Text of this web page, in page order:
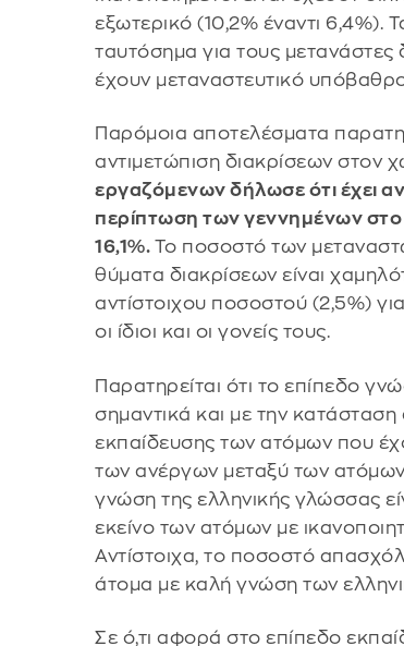
εξωτερικό (10,2% έναντι 6,4%).
ταυτόσημα για τους μετανάστες
έχουν μεταναστευτικό
Παρόμοια αποτελέσματα
αντιμετώπιση διακρίσεων στον
εργαζόμενων δήλωσε ότι έχει
περίπτωση των γεννημένων στο
16,1%. Το ποσοστό των
θύματα διακρίσεων είναι
αντίστοιχου ποσοστού (2,5%)
οι ίδιοι και οι γονείς τους.
Παρατηρείται ότι το επίπεδο
σημαντικά και με την
εκπαίδευσης των ατόμων που
των ανέργων μεταξύ των
γνώση της ελληνικής γλώσσας
εκείνο των ατόμων με
Αντίστοιχα, το ποσοστό
άτομα με καλή γνώση των
Σε ό,τι αφορά στο επίπεδο